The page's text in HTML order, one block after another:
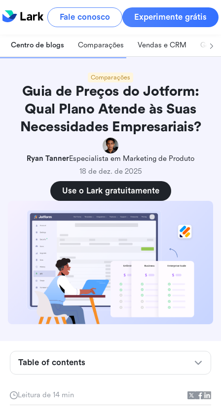
Fale conosco Experimente grátis
Centro de blogs Comparações Vendas e CRM
Comparações
Guia de Preços do Jotform:
Qual Plano Atende às Suas
Necessidades Empresariais?
Ryan TannerEspecialista em Marketing de Produto
18 de dez. de 2025
Use o Lark gratuitamente
Leitura de 14 min
Table of contents
Recursos que o Jotform oferece
nível